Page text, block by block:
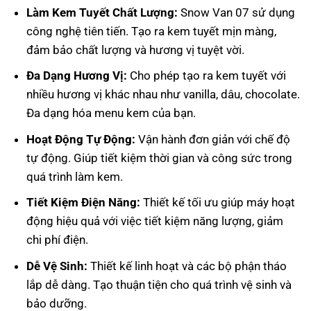
Làm Kem Tuyết Chất Lượng: Snow Van 07 sử dụng
công nghệ tiên tiến. Tạo ra kem tuyết mịn màng,
đảm bảo chất lượng và hương vị tuyệt vời.
Đa Dạng Hương Vị: Cho phép tạo ra kem tuyết với
nhiều hương vị khác nhau như vanilla, dâu, chocolate.
Đa dạng hóa menu kem của bạn.
Hoạt Động Tự Động: Vận hành đơn giản với chế độ
tự động. Giúp tiết kiệm thời gian và công sức trong
quá trình làm kem.
Tiết Kiệm Điện Năng: Thiết kế tối ưu giúp máy hoạt
động hiệu quả với việc tiết kiệm năng lượng, giảm
chi phí điện.
Dễ Vệ Sinh: Thiết kế linh hoạt và các bộ phận tháo
lắp dễ dàng. Tạo thuận tiện cho quá trình vệ sinh và
bảo dưỡng.